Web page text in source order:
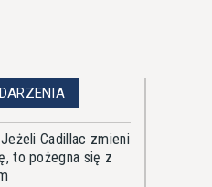
Cadillac zmieni
to pożegna się z